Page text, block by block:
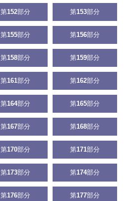
第152部分 第153部分
第155部分 第156部分
第158部分 第159部分
第161部分 第162部分
第164部分 第165部分
第167部分 第168部分
第170部分 第171部分
第173部分 第174部分
第176部分 第177部分